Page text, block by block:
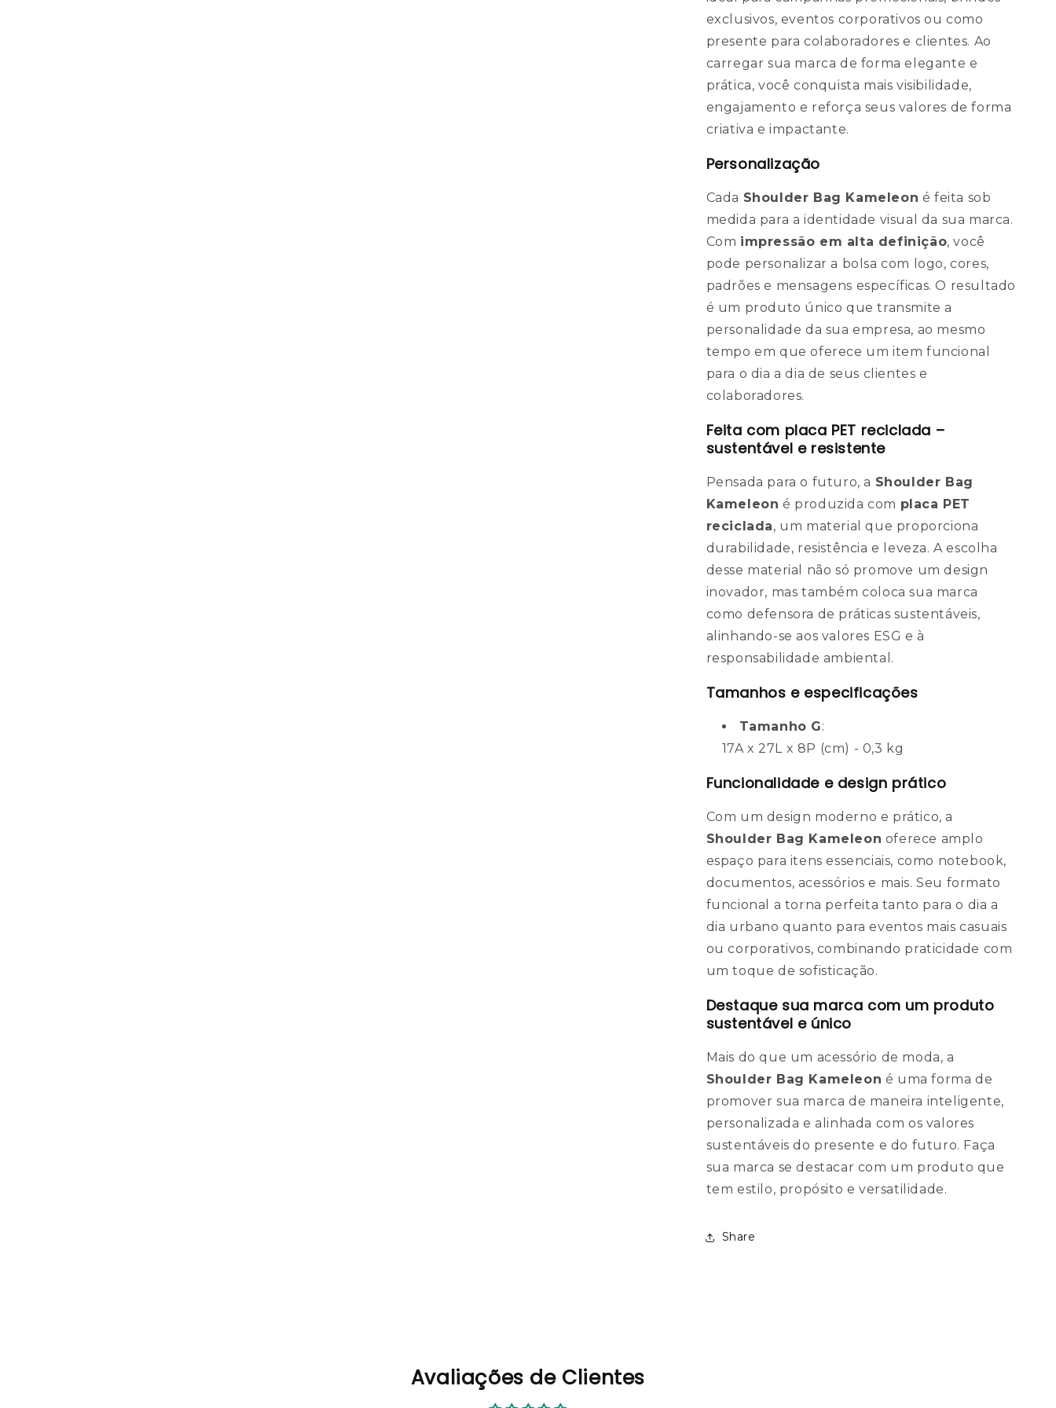
exclusivos, eventos corporativos ou como
presente para colaboradores e clientes. Ao
carregar sua marca de forma elegante e
prática, você conquista mais visibilidade,
engajamento e reforça seus valores de forma
criativa e impactante.
Personalização
Cada Shoulder Bag Kameleon é feita sob
medida para a identidade visual da sua marca.
Com impressão em alta definição, você
pode personalizar a bolsa com logo, cores,
padrões e mensagens específicas. O resultado
é um produto único que transmite a
personalidade da sua empresa, ao mesmo
tempo em que oferece um item funcional
para o dia a dia de seus clientes e
colaboradores.
Feita com placa PET reciclada –
sustentável e resistente
Pensada para o futuro, a Shoulder Bag
Kameleon é produzida com placa PET
reciclada, um material que proporciona
durabilidade, resistência e leveza. A escolha
desse material não só promove um design
inovador, mas também coloca sua marca
como defensora de práticas sustentáveis,
alinhando-se aos valores ESG e à
responsabilidade ambiental.
Tamanhos e especificações
Tamanho G:
17A x 27L x 8P (cm) - 0,3 kg
Funcionalidade e design prático
Com um design moderno e prático, a
Shoulder Bag Kameleon oferece amplo
espaço para itens essenciais, como notebook,
documentos, acessórios e mais. Seu formato
funcional a torna perfeita tanto para o dia a
dia urbano quanto para eventos mais casuais
ou corporativos, combinando praticidade com
um toque de sofisticação.
Destaque sua marca com um produto
sustentável e único
Mais do que um acessório de moda, a
Shoulder Bag Kameleon é uma forma de
promover sua marca de maneira inteligente,
personalizada e alinhada com os valores
sustentáveis do presente e do futuro. Faça
sua marca se destacar com um produto que
tem estilo, propósito e versatilidade.
Share
Avaliações de Clientes